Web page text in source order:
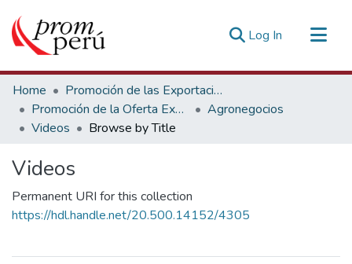
Log In (current)
Communities & Collections
All of DSpace
Estadísticas Externas
Home
Promoción de las Exportaciones
Promoción de la Oferta Exportable
Agronegocios
Videos
Browse by Title
Videos
Permanent URI for this collection
https://hdl.handle.net/20.500.14152/4305